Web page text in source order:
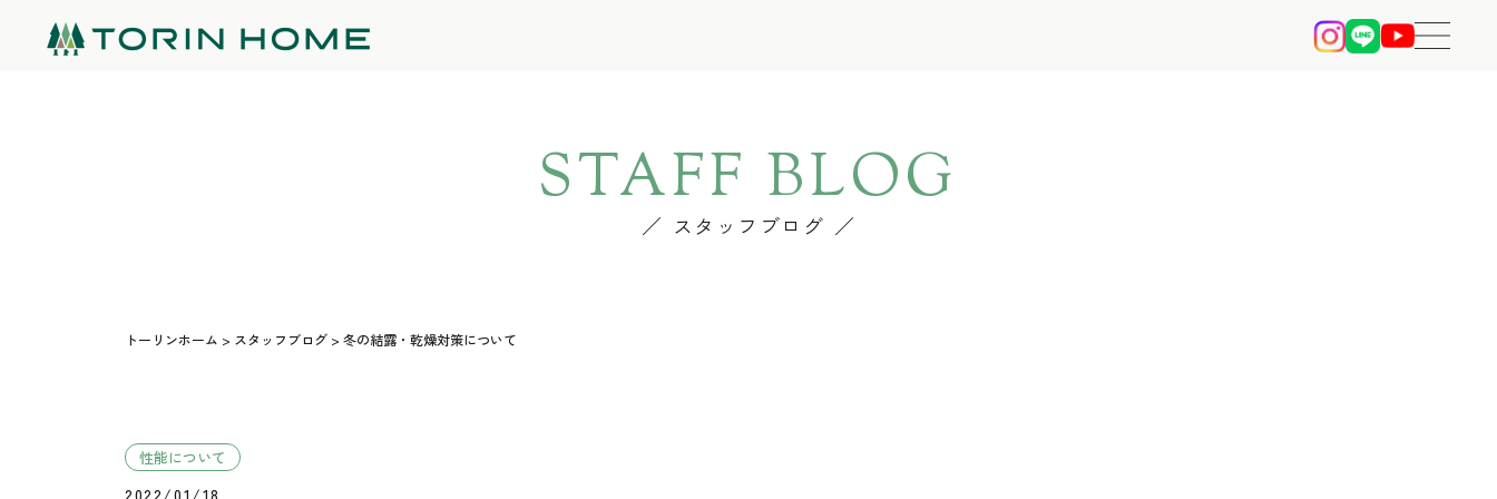
STAFF BLOG
スタッフブログ
トーリンホーム > スタッフブログ > 冬の結露・乾燥対策について
性能について
2022/01/18